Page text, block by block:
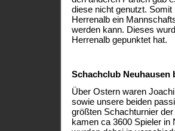
diese nicht genutzt.
Herrenalb ein
werden kann. Dieses
Herrenalb gepunktet hat.
Schachclub Neuhausen
Über Ostern waren
sowie unsere beiden
größten Schachturnier
kamen ca 3600 Spieler